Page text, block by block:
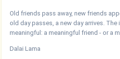
Old friends pass away, new friends
old day passes, a new day arrives.
meaningful: a meaningful friend - or a
Dalai Lama